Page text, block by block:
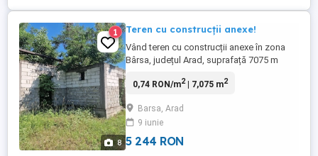
8
1 Teren cu construcții anexe!
Vând teren cu construcții anexe în zona
Bârsa, județul Arad, suprafață 7075 m
0,74 RON/m2| 7,075 m2
Barsa, Arad
9 iunie
5 244 RON